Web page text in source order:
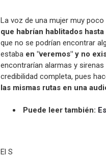
La voz de una mujer muy
que habrían hablitados
que no se podrían encontrar
estaba en "veremos" y no
encontrarían alarmas y
credibilidad completa, pues
las mismas rutas en una
Puede leer también:
El S